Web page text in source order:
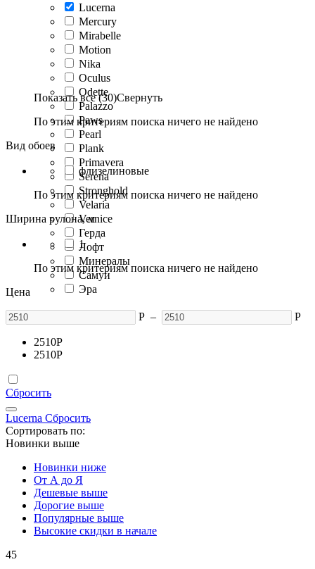
Lucerna
Mercury
Mirabelle
Motion
Nika
Oculus
Odette
Palazzo
Paws
Pearl
Plank
Primavera
Serena
Stronghold
Velaria
Vernice
Герда
Лофт
Минералы
Самуи
Эра
Показать все (30)Свернуть
По этим критериям поиска ничего не найдено
Вид обоев
флизелиновые
По этим критериям поиска ничего не найдено
Ширина рулона, м
1
По этим критериям поиска ничего не найдено
Цена
Р – Р
2510Р
2510Р
Сбросить
Lucerna Сбросить
Сортировать по:
Новинки выше
Новинки ниже
От А до Я
Дешевые выше
Дорогие выше
Популярные выше
Высокие скидки в начале
45